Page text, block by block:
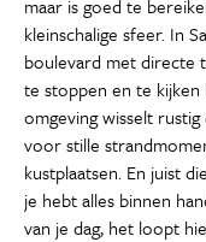
maar is goed te
kleinschalige sfeer. In
boulevard met directe
te stoppen en te
omgeving wisselt
voor stille
kustplaatsen. En juist
je hebt alles binnen
van je dag, het loopt